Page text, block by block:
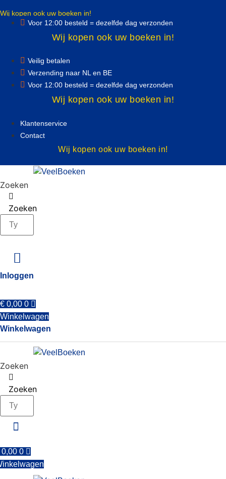
naar
Wij kopen ook uw boeken in!
Voor 12:00 besteld = dezelfde dag verzonden
Wij kopen ook uw boeken in!
Veilig betalen
Verzending naar NL en BE
Voor 12:00 besteld = dezelfde dag verzonden
Wij kopen ook uw boeken in!
Klantenservice
Contact
Wij kopen ook uw boeken in!
Zoeken
Zoeken
Inloggen
€ 0,00 0
Winkelwagen
Winkelwagen
Zoeken
Zoeken
0,00 0